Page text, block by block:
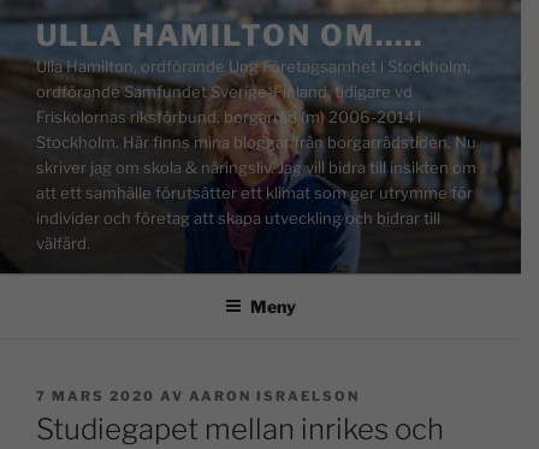
ULLA HAMILTON OM…..
Ulla Hamilton, ordförande Ung Företagsamhet i Stockholm,
ordförande Samfundet Sverige-Finland, tidigare vd
Friskolornas riksförbund, borgarråd (m) 2006-2014 i
Stockholm. Här finns mina bloggar från borgarrådstiden. Nu
skriver jag om skola & näringsliv. Jag vill bidra till insikten om
att ett samhälle förutsätter ett klimat som ger utrymme för
individer och företag att skapa utveckling och bidrar till
välfärd.
Meny
7 MARS 2020 AV AARON ISRAELSON
Studiegapet mellan inrikes och